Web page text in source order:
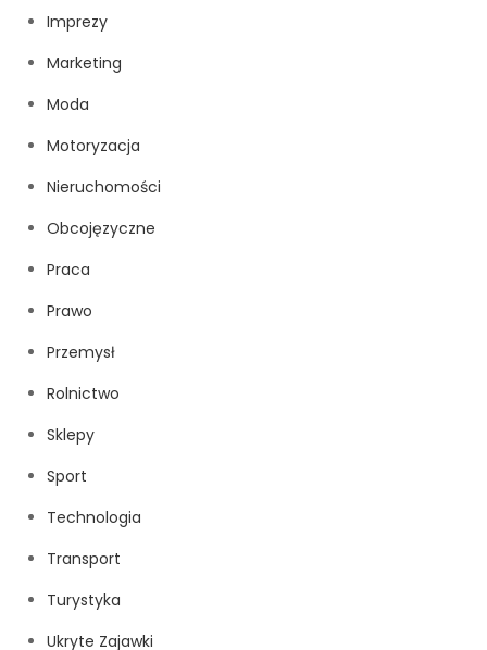
Imprezy
Marketing
Moda
Motoryzacja
Nieruchomości
Obcojęzyczne
Praca
Prawo
Przemysł
Rolnictwo
Sklepy
Sport
Technologia
Transport
Turystyka
Ukryte Zajawki